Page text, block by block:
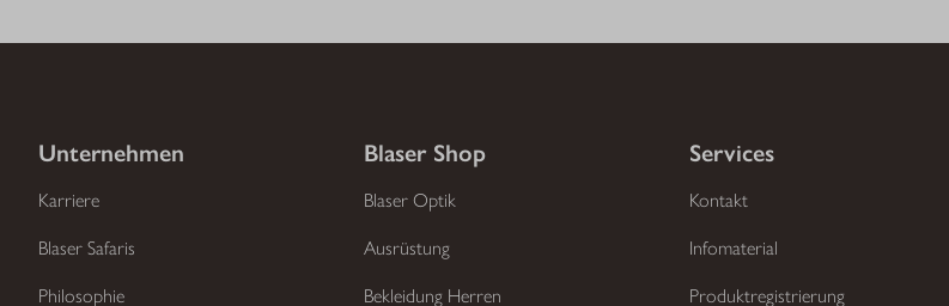
Unternehmen
Karriere
Blaser Safaris
Philosophie
Blaser Shop
Blaser Optik
Ausrüstung
Bekleidung Herren
Services
Kontakt
Infomaterial
Produktregistrierung